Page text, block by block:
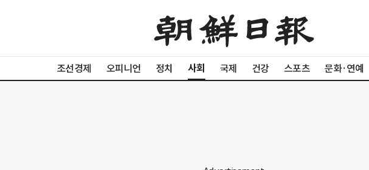
조선경제 오피니언 정치 사회 국제 건강 스포츠 문화·연예